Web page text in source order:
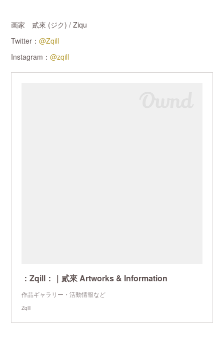
画家 貳來 (ジク) / Ziqu
Twitter：@Zqill
Instagram：@zqill
：Zqill：｜貳來 Artworks & Information
作品ギャラリー・活動情報など
Zqill